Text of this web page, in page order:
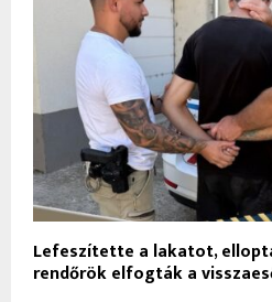
Lefeszítette a lakatot,
rendőrök elfogták a